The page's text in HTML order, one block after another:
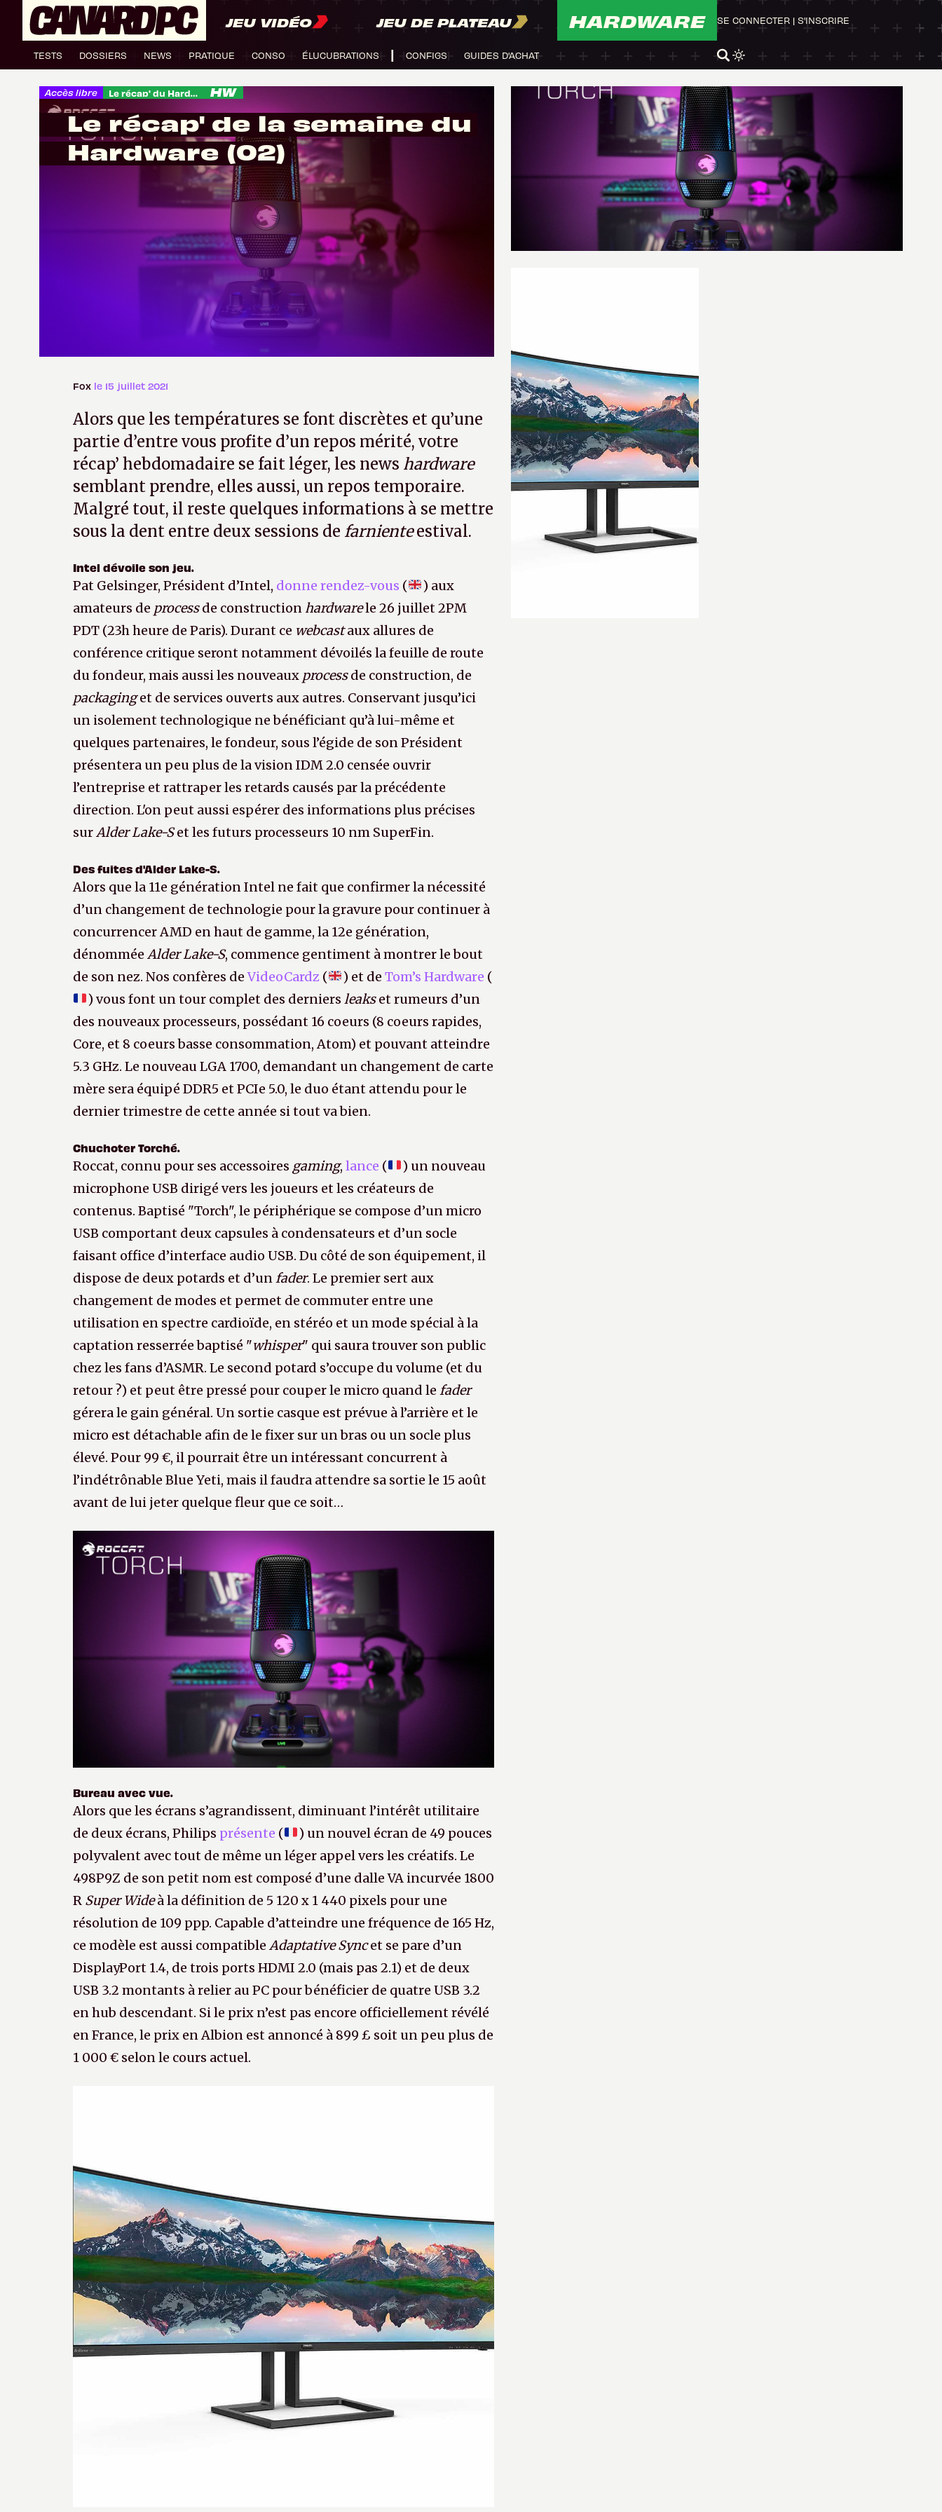
JEU VIDÉO JEU DE PLATEAU HARDWARE
TESTS DOSSIERS NEWS PRATIQUE CONSO ÉLUCUBRATIONS CONFIGS GUIDES D'ACHAT
SE CONNECTER | S'INSCRIRE
Accès libre Le récap' du Hardware
Le récap' de la semaine du
Hardware (02)
Fox le 15 juillet 2021
Alors que les températures se font discrètes et qu’une
partie d’entre vous profite d’un repos mérité, votre
récap’ hebdomadaire se fait léger, les news hardware
semblant prendre, elles aussi, un repos temporaire.
Malgré tout, il reste quelques informations à se mettre
sous la dent entre deux sessions de farnienteestival.
Intel dévoile son jeu.
Pat Gelsinger, Président d’Intel, donne rendez-vous (
) aux
amateurs de processde construction hardwarele 26 juillet 2PM
PDT (23h heure de Paris). Durant ce webcastaux allures de
conférence critique seront notamment dévoilés la feuille de route
du fondeur, mais aussi les nouveaux processde construction, de
packaginget de services ouverts aux autres. Conservant jusqu’ici
un isolement technologique ne bénéficiant qu’à lui-même et
quelques partenaires, le fondeur, sous l’égide de son Président
présentera un peu plus de la vision IDM 2.0 censée ouvrir
l’entreprise et rattraper les retards causés par la précédente
direction. L'on peut aussi espérer des informations plus précises
sur Alder Lake-Set les futurs processeurs 10 nm SuperFin.
Des fuites d'Alder Lake-S.
Alors que la 11e génération Intel ne fait que confirmer la nécessité
d’un changement de technologie pour la gravure pour continuer à
concurrencer AMD en haut de gamme, la 12e génération,
dénommée Alder Lake-S, commence gentiment à montrer le bout
de son nez. Nos confères deVideoCardz ( ) et de Tom’s Hardware (
) vous font un tour complet des derniers leakset rumeurs d’un
des nouveaux processeurs, possédant 16 coeurs (8 coeurs rapides,
Core, et 8 coeurs basse consommation, Atom) et pouvant atteindre
5.3 GHz. Le nouveau LGA 1700, demandant un changement de carte
mère sera équipé DDR5 et PCIe 5.0, le duo étant attendu pour le
dernier trimestre de cette année si tout va bien.
Chuchoter Torché.
Roccat, connu pour ses accessoires gaming, lance (
) un nouveau
microphone USB dirigé vers les joueurs et les créateurs de
contenus. Baptisé "Torch", le périphérique se compose d’un micro
USB comportant deux capsules à condensateurs et d’un socle
faisant office d’interface audio USB. Du côté de son équipement, il
dispose de deux potards et d’un fader. Le premier sert aux
changement de modes et permet de commuter entre une
utilisation en spectre cardioïde, en stéréo et un mode spécial à la
captation resserrée baptisé "whisper" qui saura trouver son public
chez les fans d’ASMR. Le second potard s’occupe du volume (et du
retour ?) et peut être pressé pour couper le micro quand le fader
gérera le gain général. Un sortie casque est prévue à l’arrière et le
micro est détachable afin de le fixer sur un bras ou un socle plus
élevé. Pour 99 €, il pourrait être un intéressant concurrent à
l’indétrônable Blue Yeti, mais il faudra attendre sa sortie le 15 août
avant de lui jeter quelque fleur que ce soit…
Bureau avec vue.
Alors que les écrans s’agrandissent, diminuant l’intérêt utilitaire
de deux écrans, Philips présente (
) un nouvel écran de 49 pouces
polyvalent avec tout de même un léger appel vers les créatifs. Le
498P9Z de son petit nom est composé d’une dalle VA incurvée 1800
R Super Wideà la définition de 5 120 x 1 440 pixels pour une
résolution de 109 ppp. Capable d’atteindre une fréquence de 165 Hz,
ce modèle est aussi compatible Adaptative Syncet se pare d’un
DisplayPort 1.4, de trois ports HDMI 2.0 (mais pas 2.1) et de deux
USB 3.2 montants à relier au PC pour bénéficier de quatre USB 3.2
en hub descendant. Si le prix n’est pas encore officiellement révélé
en France, le prix en Albion est annoncé à 899 £ soit un peu plus de
1 000 € selon le cours actuel.